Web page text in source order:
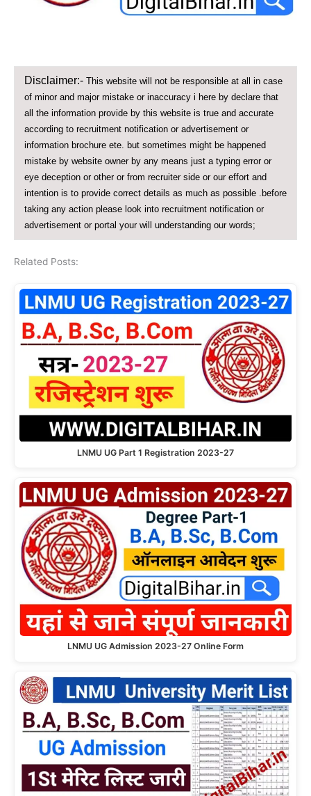
Disclaimer:-This website will not be responsible at all in case
of minor and major mistake or inaccuracy i here by declare that
all the information provide by this website is true and accurate
according to recruitment notification or advertisement or
information brochure ete. but sometimes might be happened
mistake by website owner by any means just a typing error or
eye deception or other or from recruiter side or our effort and
intention is to provide correct details as much as possible .before
taking any action please look into recruitment notification or
advertisement or portal your will understanding our words;
Related Posts:
LNMU UG Part 1 Registration 2023-27
LNMU UG Admission 2023-27 Online Form